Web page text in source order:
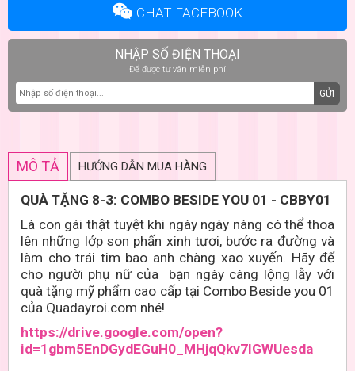
CHAT FACEBOOK
NHẬP SỐ ĐIỆN THOẠI
Để được tư vấn miễn phí
GỬI
MÔ TẢ HƯỚNG DẪN MUA HÀNG
QUÀ TẶNG 8-3: COMBO BESIDE YOU 01 - CBBY01
Là con gái thật tuyệt khi ngày ngày nàng có thể thoa
lên những lớp son phấn xinh tươi, bước ra đường và
làm cho trái tim bao anh chàng xao xuyến. Hãy để
cho người phụ nữ của bạn ngày càng lộng lẫy với
quà tặng mỹ phẩm cao cấp tại Combo Beside you 01
của Quadayroi.com nhé!
https://drive.google.com/open?
id=1gbm5EnDGydEGuH0_MHjqQkv7lGWUesda